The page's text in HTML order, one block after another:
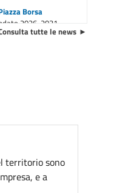
Borsa
2026-2031
dal 1° ottobre
tutte le news
territorio sono
e a